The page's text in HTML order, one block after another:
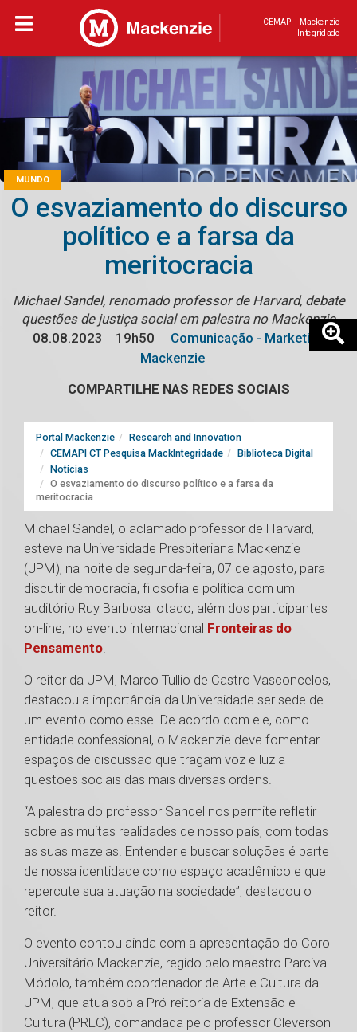
CEMAPI - Mackenzie
Integridade
MUNDO
O esvaziamento do discurso
político e a farsa da
meritocracia
Michael Sandel, renomado professor de Harvard, debate
questões de justiça social em palestra no Mackenzie
08.08.2023
19h50
Comunicação - Marketing
Mackenzie
COMPARTILHE NAS REDES SOCIAIS
Portal Mackenzie
Research and Innovation
CEMAPI CT Pesquisa MackIntegridade
Biblioteca Digital
Notícias
O esvaziamento do discurso político e a farsa da
meritocracia
Michael Sandel, o aclamado professor de Harvard,
esteve na Universidade Presbiteriana Mackenzie
(UPM), na noite de segunda-feira, 07 de agosto, para
discutir democracia, filosofia e política com um
auditório Ruy Barbosa lotado, além dos participantes
on-line, no evento internacional Fronteiras do
Pensamento.
O reitor da UPM, Marco Tullio de Castro Vasconcelos,
destacou a importância da Universidade ser sede de
um evento como esse. De acordo com ele, como
entidade confessional, o Mackenzie deve fomentar
espaços de discussão que tragam voz e luz a
questões sociais das mais diversas ordens.
“A palestra do professor Sandel nos permite refletir
sobre as muitas realidades de nosso país, com todas
as suas mazelas. Entender e buscar soluções é parte
de nossa identidade como espaço acadêmico e que
repercute sua atuação na sociedade”, destacou o
reitor.
O evento contou ainda com a apresentação do Coro
Universitário Mackenzie, regido pelo maestro Parcival
Módolo, também coordenador de Arte e Cultura da
UPM, que atua sob a Pró-reitoria de Extensão e
Cultura (PREC), comandada pelo professor Cleverson